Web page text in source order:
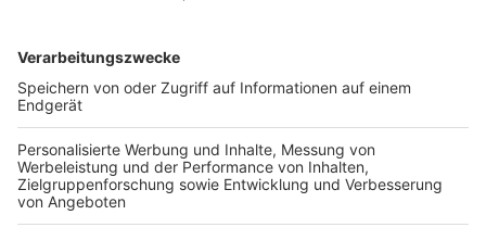
TOP-VEREINE
TOP-PARTNER